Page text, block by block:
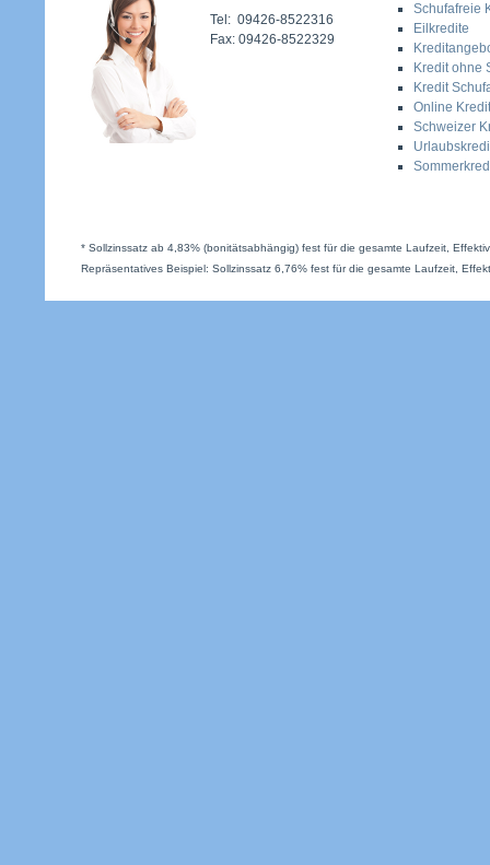
Tel: 09426-8522316
Fax: 09426-8522329
Schufafreie
Eilkredite
Kredit ohne
Kredit
Online Kredit
Schweizer
* Sollzinssatz ab 4,83% (bonitätsabhängig) fest für die gesamte Laufzeit,
Repräsentatives Beispiel: Sollzinssatz 6,76% fest für die gesamte Laufzeit,